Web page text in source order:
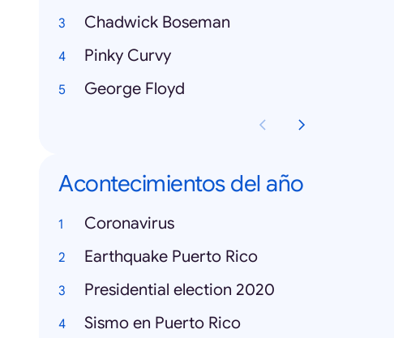
Chadwick Boseman
Pinky Curvy
George Floyd
Acontecimientos del año
Coronavirus
Earthquake Puerto Rico
Presidential election 2020
Sismo en Puerto Rico